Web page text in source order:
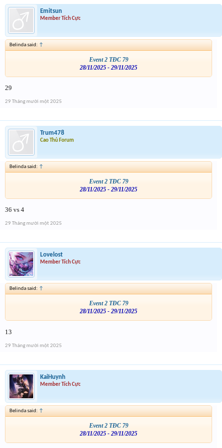
Emitsun
Member Tích Cực
Belinda said: ↑
Event 2 TĐC 79
28/11/2025 - 29/11/2025
29
29 Tháng mười một 2025
Trum478
Cao Thủ Forum
Belinda said: ↑
Event 2 TĐC 79
28/11/2025 - 29/11/2025
36 vs 4
29 Tháng mười một 2025
Lovelost
Member Tích Cực
Belinda said: ↑
Event 2 TĐC 79
28/11/2025 - 29/11/2025
13
29 Tháng mười một 2025
KaiHuynh
Member Tích Cực
Belinda said: ↑
Event 2 TĐC 79
28/11/2025 - 29/11/2025